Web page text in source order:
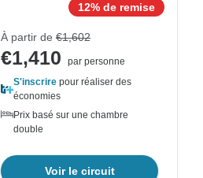
12% de remise
À partir de €1,602
€1,410
par personne
S'inscrire pour réaliser des
économies
Prix basé sur une chambre
double
Voir le circuit